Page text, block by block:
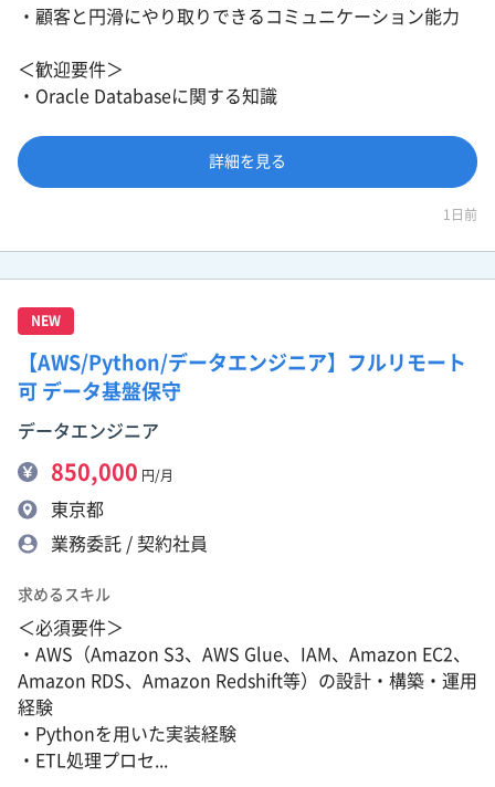
・顧客と円滑にやり取りできるコミュニケーション能力
＜歓迎要件＞
・Oracle Databaseに関する知識
詳細を見る
1日前
NEW
【AWS/Python/データエンジニア】フルリモート
可 データ基盤保守
データエンジニア
850,000 円/月
東京都
業務委託 / 契約社員
求めるスキル
＜必須要件＞
・AWS（Amazon S3、AWS Glue、IAM、Amazon EC2、
Amazon RDS、Amazon Redshift等）の設計・構築・運用
経験
・Pythonを用いた実装経験
・ETL処理プロセ...